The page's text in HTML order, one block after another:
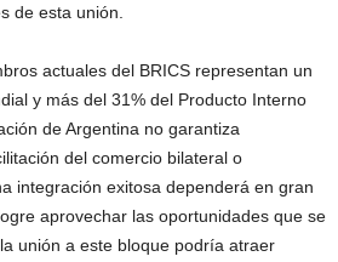
de esta unión.
actuales del BRICS representan un
y más del 31% del Producto Interno
de Argentina no garantiza
del comercio bilateral o
integración exitosa dependerá en gran
aprovechar las oportunidades que se
unión a este bloque podría atraer